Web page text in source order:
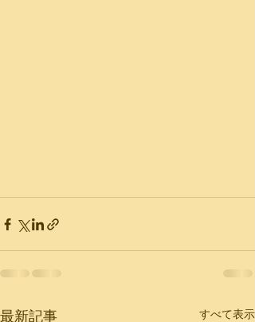
最新記事 すべて表示